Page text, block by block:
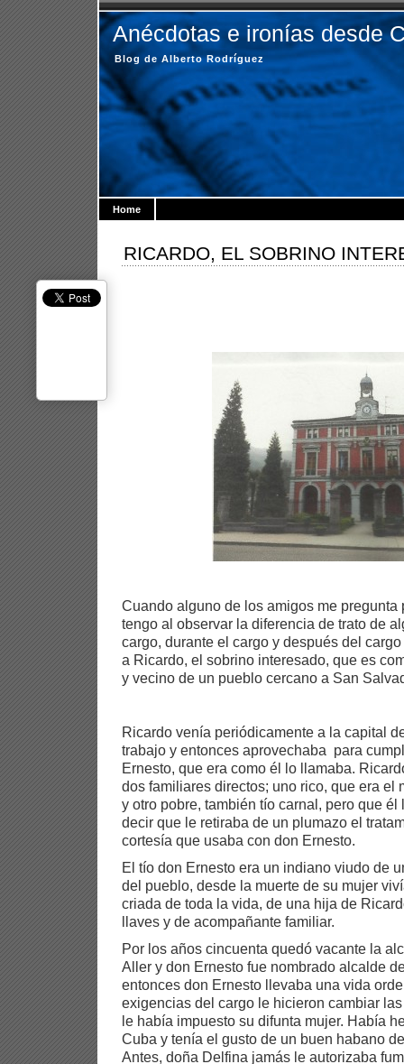
Anécdotas e ironías desde
Blog de Alberto Rodríguez
Home
RICARDO, EL SOBRINO
Cuando alguno de los amigos me pregunta
tengo al observar la diferencia de trato de
cargo, durante el cargo y después del
a Ricardo, el sobrino interesado, que es
y vecino de un pueblo cercano a San
Ricardo venía periódicamente a la capital
trabajo y entonces aprovechaba para
Ernesto, que era como él lo llamaba.
dos familiares directos; uno rico, que era el
y otro pobre, también tío carnal, pero que él
decir que le retiraba de un plumazo el
cortesía que usaba con don Ernesto.
El tío don Ernesto era un indiano viudo de
del pueblo, desde la muerte de su mujer
criada de toda la vida, de una hija de
llaves y de acompañante familiar.
Por los años cincuenta quedó vacante la
Aller y don Ernesto fue nombrado alcalde
entonces don Ernesto llevaba una vida
exigencias del cargo le hicieron cambiar
le había impuesto su difunta mujer. Había
Cuba y tenía el gusto de un buen habano
Antes, doña Delfina jamás le autorizaba